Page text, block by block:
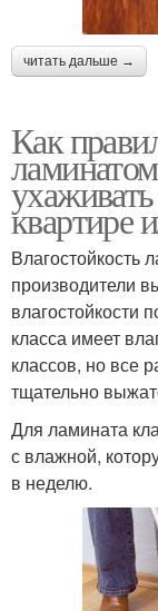
читать дальше →
Как
квартире
Влагостойкость
производители
влагостойкости
класса имеет
классов, но все
тщательно
Для ламината
с влажной,
в неделю.